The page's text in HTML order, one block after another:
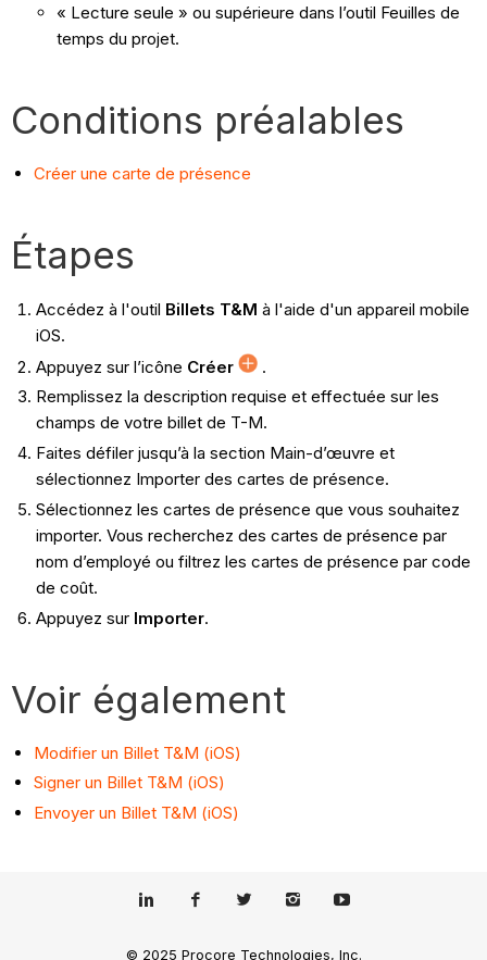
« Lecture seule » ou supérieure dans l’outil Feuilles de
temps du projet.
Conditions préalables
Créer une carte de présence
Étapes
Accédez à l'outil Billets T&M à l'aide d'un appareil mobile
iOS.
Appuyez sur l’icône Créer
.
Remplissez la description requise et effectuée sur les
champs de votre billet de T-M.
Faites défiler jusqu’à la section Main-d’œuvre et
sélectionnez Importer des cartes de présence.
Sélectionnez les cartes de présence que vous souhaitez
importer. Vous recherchez des cartes de présence par
nom d’employé ou filtrez les cartes de présence par code
de coût.
Appuyez sur Importer.
Voir également
Modifier un Billet T&M (iOS)
Signer un Billet T&M (iOS)
Envoyer un Billet T&M (iOS)
© 2025 Procore Technologies, Inc.